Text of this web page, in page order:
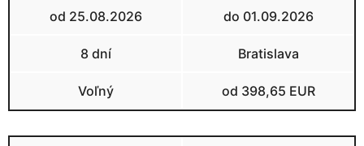
od 25.08.2026 do 01.09.2026
8 dní Bratislava
Voľný od 398,65 EUR